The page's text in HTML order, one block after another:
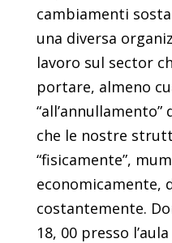
cambiamenti
una diversa
lavoro sul sector
portare, almeno
che le nostre
“fisicamente”,
economicamente,
costantemente.
18, 00 presso